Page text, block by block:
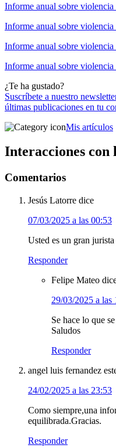
Informe anual sobre violencia
Informe anual sobre violencia
Informe anual sobre violencia
Informe anual sobre violencia
¿Te ha gustado?
Suscríbete a nuestro
últimas publicaciones en tu
Mis artículos
Interacciones con
Comentarios
Jesús Latorre dice
07/03/2025 a las 00:53
Usted es un gran
Responder
Felipe Mateo
29/03/2025 a las
Se hace lo que
Saludos
Responder
angel luis fernandez
24/02/2025 a las 23:53
Como siempre,una
equilibrada.Gracias.
Responder